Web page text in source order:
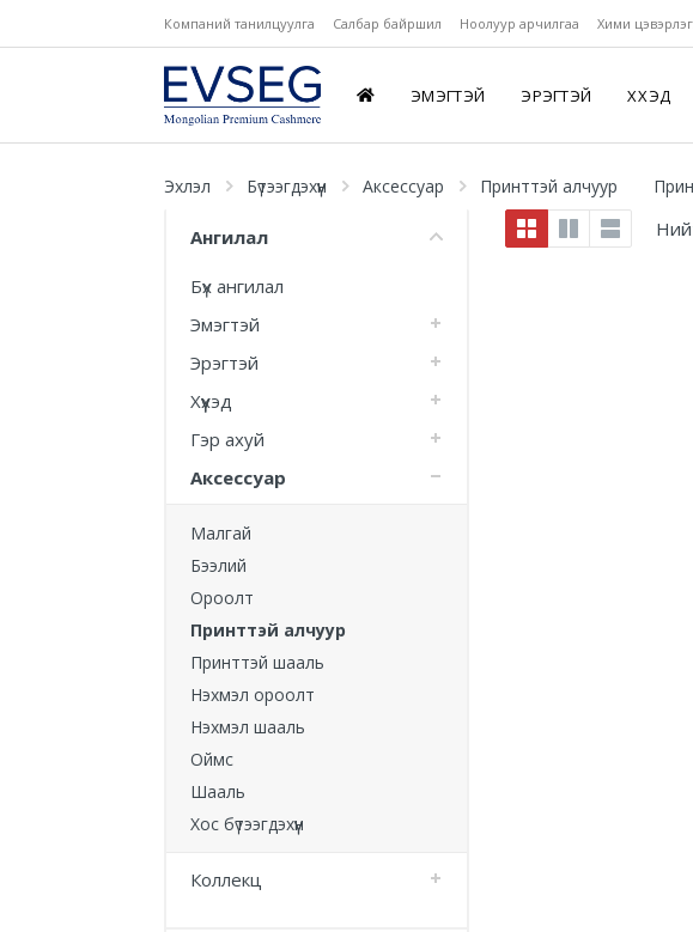
Компаний танилцуулга Салбар байршил Ноолуур арчилгаа Хими
ЭМЭГТЭЙ ЭРЭГТЭЙ ХҮҮХЭД
Эхлэл Бүтээгдэхүүн Аксессуар Принттэй алчуур
Ангилал
Бүх ангилал
Эмэгтэй
Эрэгтэй
Хүүхэд
Гэр ахуй
Аксессуар
Малгай
Бээлий
Ороолт
Принттэй алчуур
Принттэй шааль
Нэхмэл ороолт
Нэхмэл шааль
Оймс
Шааль
Хос бүтээгдэхүүн
Коллекц